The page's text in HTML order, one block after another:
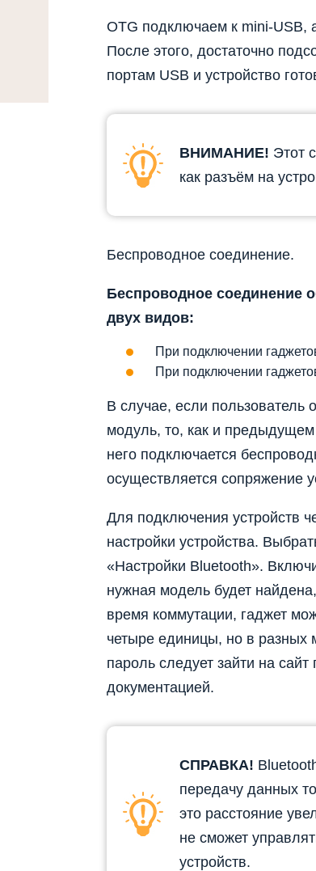
OTG подключаем к mini-USB,
После этого, достаточно
портам USB и устройство
ВНИМАНИЕ! Этот
как разъём на
Беспроводное соединение.
Беспроводное соединение
двух видов:
При подключении
При подключении
В случае, если пользователь
модуль, то, как и предыдущем
него подключается
осуществляется сопряжение
Для подключения устройств
настройки устройства.
«Настройки Bluetooth».
нужная модель будет
время коммутации, гаджет
четыре единицы, но в разных
пароль следует зайти на
документацией.
СПРАВКА!
передачу данных
это расстояние
не сможет
устройств.